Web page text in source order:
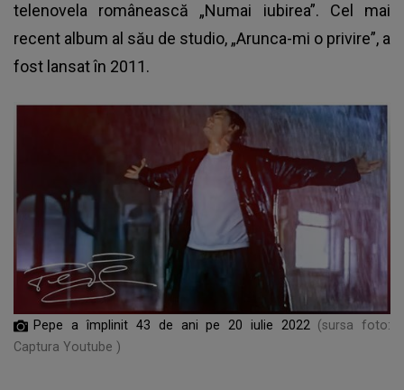
telenovela românească „Numai iubirea”. Cel mai
recent album al său de studio, „Arunca-mi o privire”, a
fost lansat în 2011.
Pepe a împlinit 43 de ani pe 20 iulie 2022 (sursa foto:
Captura Youtube )